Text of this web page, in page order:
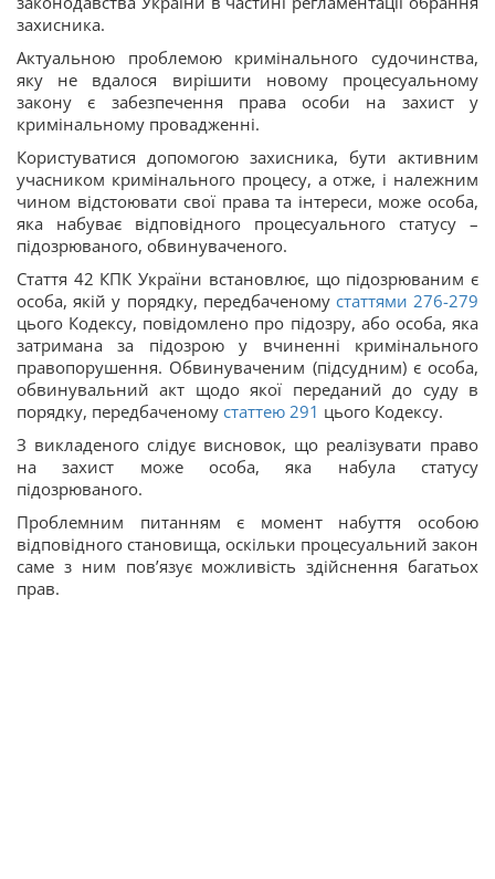
захисника.
Актуальною проблемою кримінального судочинства,
яку не вдалося вирішити новому процесуальному
закону є забезпечення права особи на захист у
кримінальному провадженні.
Користуватися допомогою захисника, бути активним
учасником кримінального процесу, а отже, і належним
чином відстоювати свої права та інтереси, може особа,
яка набуває відповідного процесуального статусу –
підозрюваного, обвинуваченого.
Стаття 42 КПК України встановлює, що підозрюваним є
особа, якій у порядку, передбаченому статтями 276-279
цього Кодексу, повідомлено про підозру, або особа, яка
затримана за підозрою у вчиненні кримінального
правопорушення. Обвинуваченим (підсудним) є особа,
обвинувальний акт щодо якої переданий до суду в
порядку, передбаченому статтею 291 цього Кодексу.
З викладеного слідує висновок, що реалізувати право
на захист може особа, яка набула статусу
підозрюваного.
Проблемним питанням є момент набуття особою
відповідного становища, оскільки процесуальний закон
саме з ним пов’язує можливість здійснення багатьох
прав.